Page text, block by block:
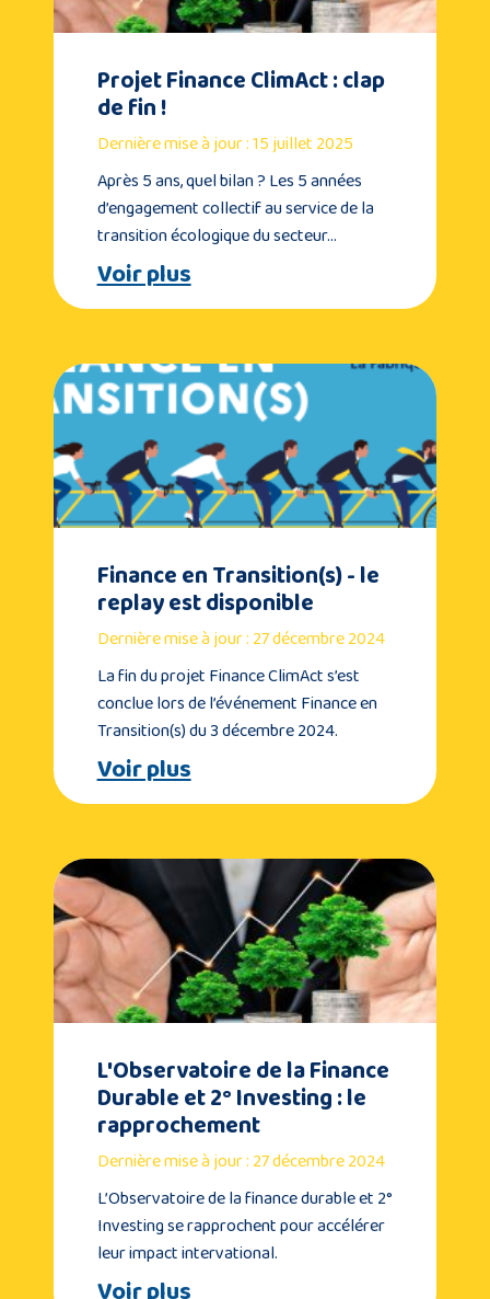
Projet Finance ClimAct : clap
de fin !
Dernière mise à jour : 15 juillet 2025
Après 5 ans, quel bilan ? Les 5 années
d’engagement collectif au service de la
transition écologique du secteur…
Voir plus
Finance en Transition(s) - le
replay est disponible
Dernière mise à jour : 27 décembre 2024
La fin du projet Finance ClimAct s’est
conclue lors de l’événement Finance en
Transition(s) du 3 décembre 2024.
Voir plus
L'Observatoire de la Finance
Durable et 2° Investing : le
rapprochement
Dernière mise à jour : 27 décembre 2024
L’Observatoire de la finance durable et 2°
Investing se rapprochent pour accélérer
leur impact intervational.
Voir plus